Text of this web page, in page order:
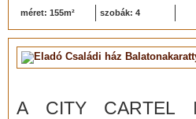
méret: 155m² szobák: 4
A CITY CARTEL